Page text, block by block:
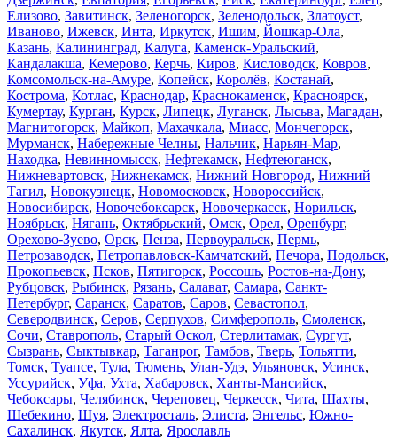
Елизово, Завитинск, Зеленогорск, Зеленодольск, Златоуст,
Иваново, Ижевск, Инта, Иркутск, Ишим, Йошкар-Ола,
Казань, Калининград, Калуга, Каменск-Уральский,
Кандалакша, Кемерово, Керчь, Киров, Кисловодск, Ковров,
Комсомольск-на-Амуре, Копейск, Королёв, Костанай,
Кострома, Котлас, Краснодар, Краснокаменск, Красноярск,
Кумертау, Курган, Курск, Липецк, Луганск, Лысьва, Магадан,
Магнитогорск, Майкоп, Махачкала, Миасс, Мончегорск,
Мурманск, Набережные Челны, Нальчик, Нарьян-Мар,
Находка, Невинномысск, Нефтекамск, Нефтеюганск,
Нижневартовск, Нижнекамск, Нижний Новгород, Нижний
Тагил, Новокузнецк, Новомосковск, Новороссийск,
Новосибирск, Новочебоксарск, Новочеркасск, Норильск,
Ноябрьск, Нягань, Октябрьский, Омск, Орел, Оренбург,
Орехово-Зуево, Орск, Пенза, Первоуральск, Пермь,
Петрозаводск, Петропавловск-Камчатский, Печора, Подольск,
Прокопьевск, Псков, Пятигорск, Россошь, Ростов-на-Дону,
Рубцовск, Рыбинск, Рязань, Салават, Самара, Санкт-
Петербург, Саранск, Саратов, Саров, Севастопол,
Северодвинск, Серов, Серпухов, Симферополь, Смоленск,
Сочи, Ставрополь, Старый Оскол, Стерлитамак, Сургут,
Сызрань, Сыктывкар, Таганрог, Тамбов, Тверь, Тольятти,
Томск, Туапсе, Тула, Тюмень, Улан-Удэ, Ульяновск, Усинск,
Уссурийск, Уфа, Ухта, Хабаровск, Ханты-Мансийск,
Чебоксары, Челябинск, Череповец, Черкесск, Чита, Шахты,
Шебекино, Шуя, Электросталь, Элиста, Энгельс, Южно-
Сахалинск, Якутск, Ялта, Ярославль